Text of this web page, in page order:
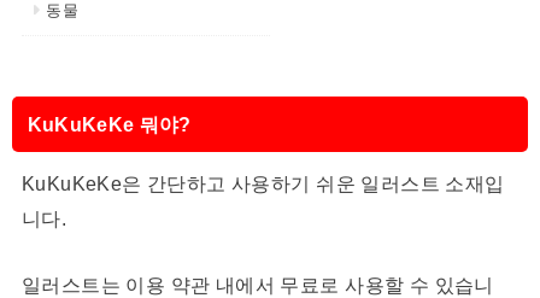
동물
KuKuKeKe 뭐야?
KuKuKeKe은 간단하고 사용하기 쉬운 일러스트 소재입
니다.
일러스트는 이용 약관 내에서 무료로 사용할 수 있습니